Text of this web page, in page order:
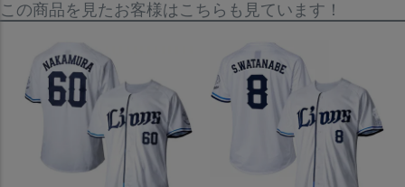
この商品を見たお客様はこちらも見ています！